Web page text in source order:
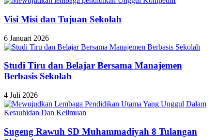
Visi Misi dan Tujuan Sekolah
6 Januari 2026
Studi Tiru dan Belajar Bersama Manajemen
Berbasis Sekolah
4 Juli 2026
Sugeng Rawuh SD Muhammadiyah 8 Tulangan